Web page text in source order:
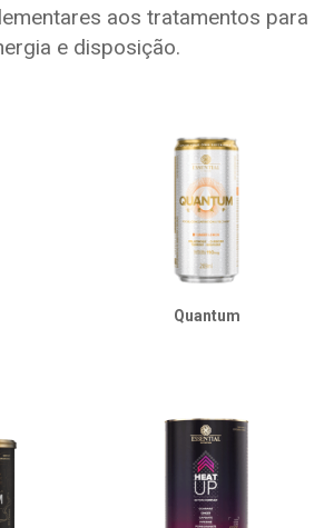
aos tratamentos para
e disposição.
Quantum